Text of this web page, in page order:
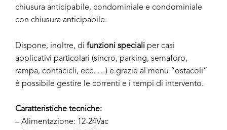
chiusura anticipabile, condominiale e condominiale
con chiusura anticipabile.
Dispone, inoltre, di funzioni speciali per casi
applicativi particolari (sincro, parking, semaforo,
rampa, contacicli, ecc. …) e grazie al menu “ostacoli”
è possibile gestire le correnti e i tempi di intervento.
Caratteristiche tecniche:
– Alimentazione: 12-24Vac